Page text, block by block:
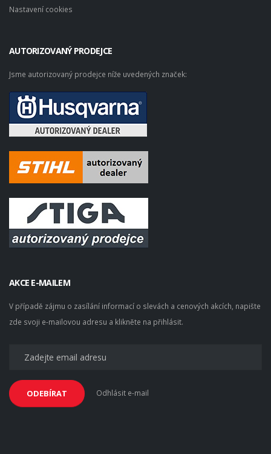
Nastavení cookies
AUTORIZOVANÝ PRODEJCE
Jsme autorizovaný prodejce níže uvedených značek:
AKCE E-MAILEM
V případě zájmu o zasílání informací o slevách a cenových akcích, napište
zde svoji e-mailovou adresu a klikněte na přihlásit.
ODEBÍRAT Odhlásit e-mail